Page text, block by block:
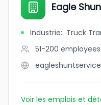
Eagle
Industrie: Truck
51-200 employees
Voir les emplois et